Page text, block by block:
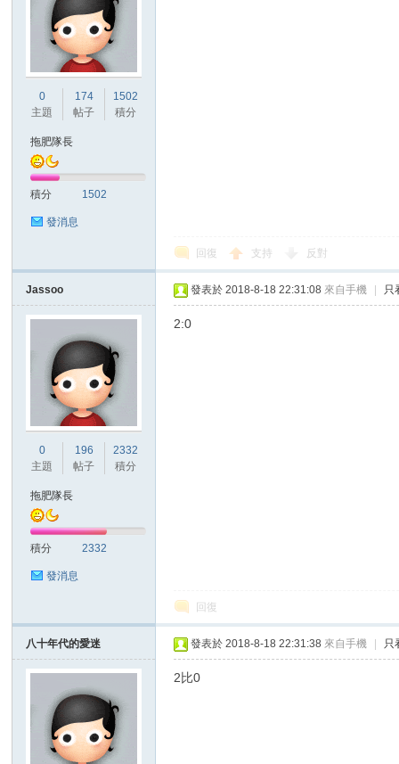
0
主題
174
帖子
1502
積分
拖肥隊長
積分 1502
發消息
回復 支持 反對
Jassoo
0
主題
196
帖子
2332
積分
拖肥隊長
積分 2332
發消息
發表於 2018-8-18 22:31:08 來自手機 只
2:0
回復
八十年代的愛迷 發表於 2018-8-18 22:31:38 來自手機 只
2比0